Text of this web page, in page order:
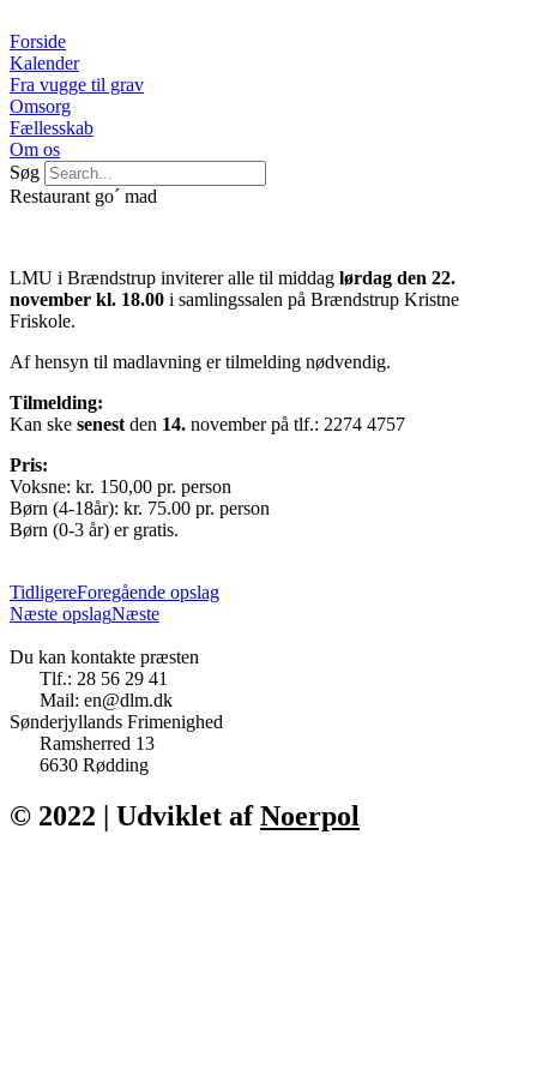
til
indhold
Forside
Kalender
Fra vugge til grav
Omsorg
Fællesskab
Om os
Søg
Restaurant go´ mad
LMU i Brændstrup inviterer alle til middag lørdag den 22.
november kl. 18.00 i samlingssalen på Brændstrup Kristne
Friskole.
Af hensyn til madlavning er tilmelding nødvendig.
Tilmelding:
Kan ske senest den 14. november på tlf.: 2274 4757
Pris:
Voksne: kr. 150,00 pr. person
Børn (4-18år): kr. 75.00 pr. person
Børn (0-3 år) er gratis.
TidligereForegående opslag
Næste opslagNæste
Du kan kontakte præsten
Tlf.: 28 56 29 41
Mail: en@dlm.dk
Sønderjyllands Frimenighed
Ramsherred 13
6630 Rødding
© 2022 | Udviklet afNoerpol